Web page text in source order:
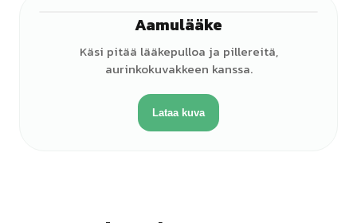
Aamulääke
Käsi pitää lääkepulloa ja pillereitä,
aurinkokuvakkeen kanssa.
Lataa kuva